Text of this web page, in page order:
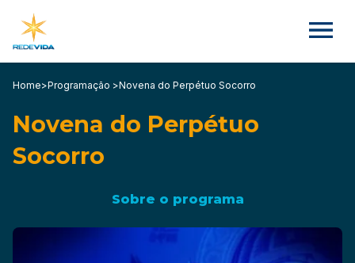
Home>Programação >Novena do Perpétuo Socorro
Novena do Perpétuo
Socorro
Sobre o programa